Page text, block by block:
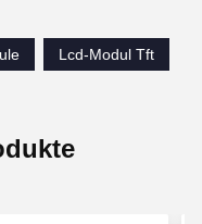
Lcd-Modul Tft